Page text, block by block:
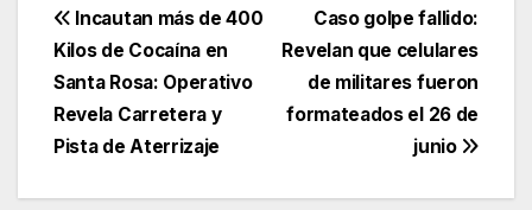
Navegación
de
entradas
Caso golpe fallido:
Revelan que celulares
de militares fueron
formateados el 26 de
junio
Incautan más de 400
Kilos de Cocaína en
Santa Rosa: Operativo
Revela Carretera y
Pista de Aterrizaje